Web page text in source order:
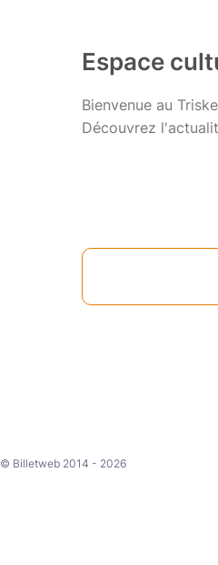
Espace
Bienvenue au
Découvrez
© Billetweb 2014 - 2026